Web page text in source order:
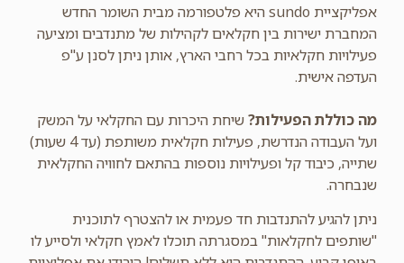
אפליקציית sundo היא פלטפורמה מבית השומר החדש
המחברת ישירות בין חקלאים לקהילות של מתנדבים ומציעה
פעילויות חקלאיות בכל רחבי הארץ, אותן ניתן לסנן ע"פ
העדפה אישית.
מה כוללת הפעילות?שיחת היכרות עם החקלאי על המשק
ועל העבודה הנדרשת, פעילות חקלאית משותפת (עד 4 שעות)
שתייה, כיבוד קל ופעילויות נוספות בהתאם לחוויה החקלאית
שנבחרה.
ניתן להגיע להתנדבות חד פעמית או להצטרף לתוכנית
"שותפים לחקלאות" במסגרתה תוכלו לאמץ חקלאי ולסייע לו